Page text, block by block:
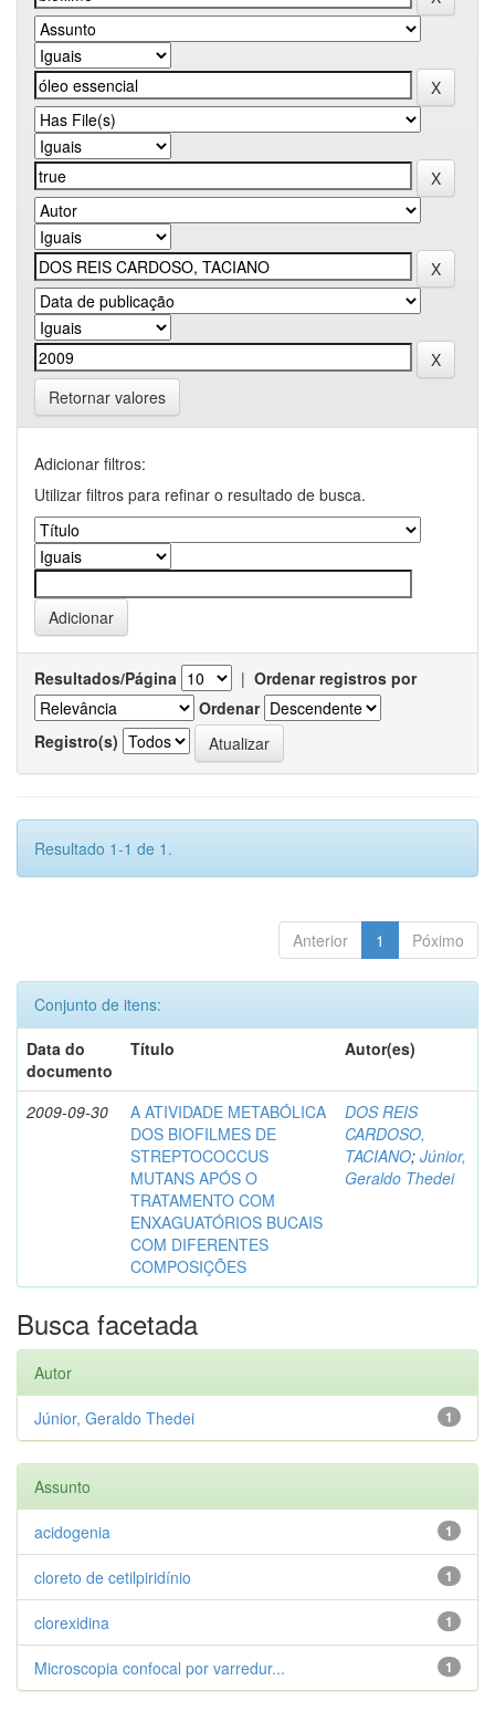
Retornar valores
Adicionar filtros:
Utilizar filtros para refinar o resultado de busca.
Resultados/Página | Ordenar registros por
Ordenar
Registro(s)
Resultado 1-1 de 1.
Anterior 1 Póximo
Conjunto de itens:
Data do
documento
Título Autor(es)
2009-09-30
A ATIVIDADE METABÓLICA
DOS BIOFILMES DE
STREPTOCOCCUS
MUTANS APÓS O
TRATAMENTO COM
ENXAGUATÓRIOS BUCAIS
COM DIFERENTES
COMPOSIÇÕES
DOS REIS
CARDOSO,
TACIANO; Júnior,
Geraldo Thedei
Busca facetada
Autor
1
Júnior, Geraldo Thedei
Assunto
1
acidogenia
1
cloreto de cetilpiridínio
1
clorexidina
1
Microscopia confocal por varredur...